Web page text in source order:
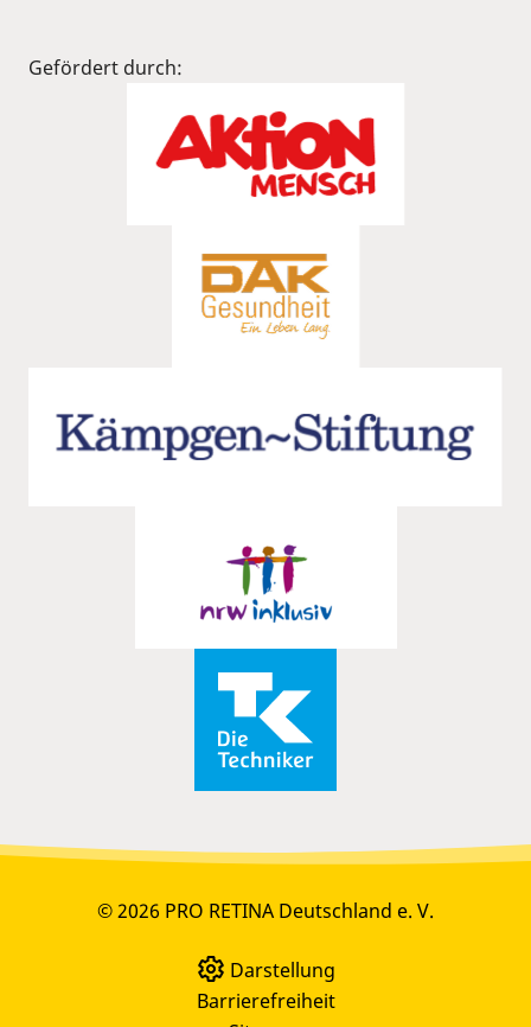
Gefördert durch:
© 2026 PRO RETINA Deutschland e. V.
Darstellung
Barrierefreiheit